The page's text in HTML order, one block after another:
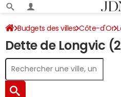
Budgets des villes Côte-d'Or
Dette de Longvic